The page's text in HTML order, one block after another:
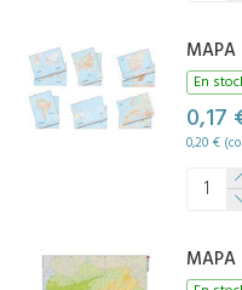
MAPA
En
0,17
0,20 €
MAPA